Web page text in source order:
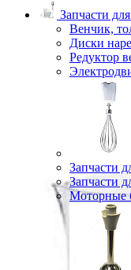
Запчасти
Венчик,
Диски
Редуктор
Запчасти
Запчасти
Моторные